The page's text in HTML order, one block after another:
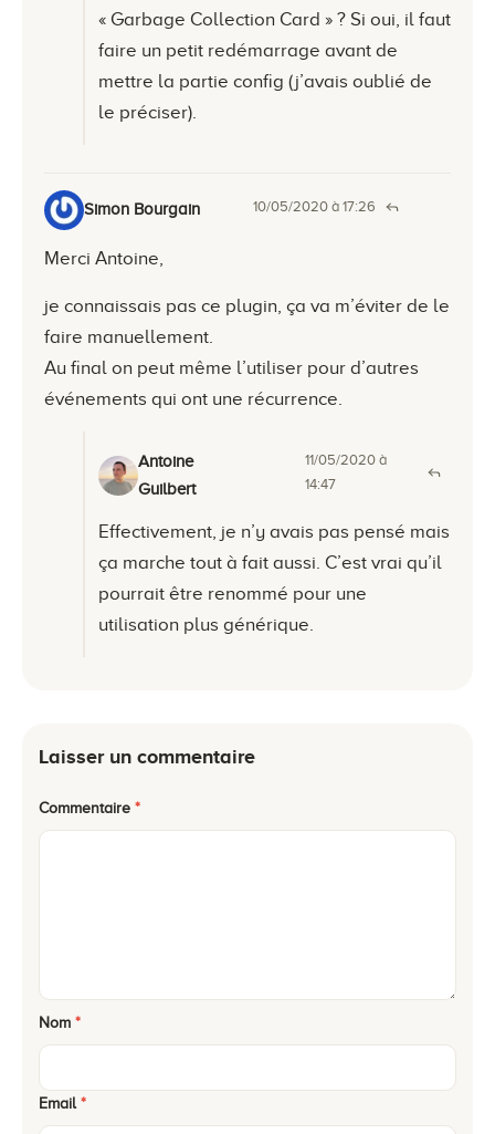
« Garbage Collection Card » ? Si oui, il faut
faire un petit redémarrage avant de
mettre la partie config (j’avais oublié de
le préciser).
Simon Bourgain 10/05/2020 à 17:26
Merci Antoine,
je connaissais pas ce plugin, ça va m’éviter de le
faire manuellement.
Au final on peut même l’utiliser pour d’autres
événements qui ont une récurrence.
Antoine
Guilbert
11/05/2020 à
14:47
Effectivement, je n’y avais pas pensé mais
ça marche tout à fait aussi. C’est vrai qu’il
pourrait être renommé pour une
utilisation plus générique.
Laisser un commentaire
Commentaire *
Nom *
Email *